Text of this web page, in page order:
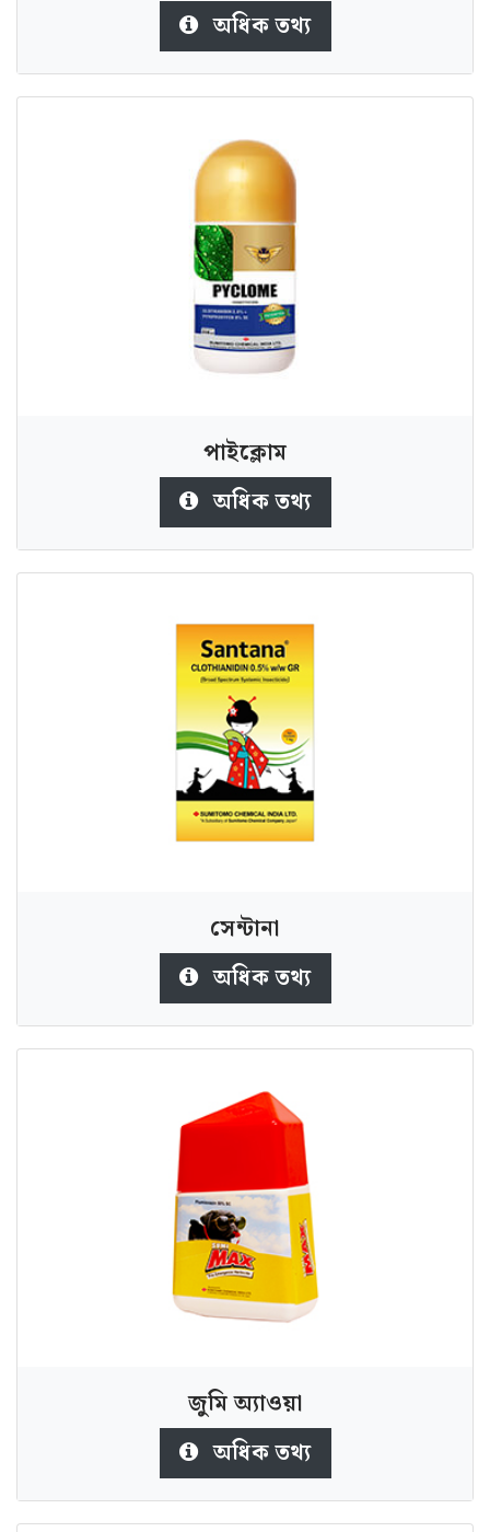
অধিক তথ্য
পাইক্লোম
অধিক তথ্য
সেন্টানা
অধিক তথ্য
জুমি অ্যাওয়া
অধিক তথ্য